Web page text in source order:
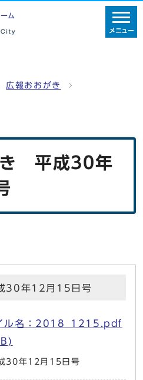
ム
メニュー
広報おおがき
き 平成30年
30年12月15日号
ル名：2018_1215.pdf
30年12月15日号